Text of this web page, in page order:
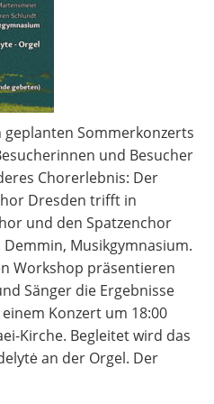
Sommerkonzerts
und Besucher
Chorerlebnis: Der
Dresden trifft in
und den Spatzenchor
Musikgymnasium.
Workshop präsentieren
Sänger die Ergebnisse
Konzert um 18:00
Kirche. Begleitet wird das
an der Orgel. Der